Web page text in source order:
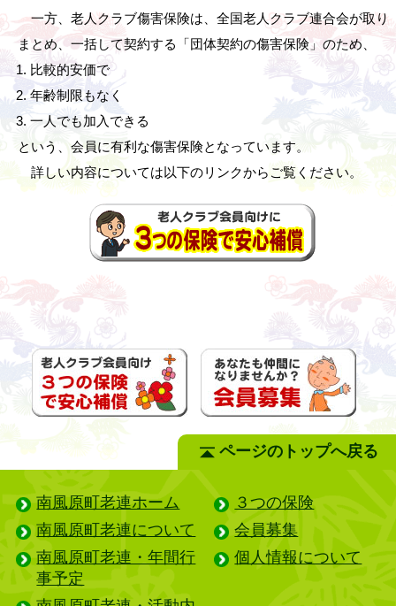
一方、老人クラブ傷害保険は、全国老人クラブ連合会が取り
まとめ、一括して契約する「団体契約の傷害保険」のため、
比較的安価で
年齢制限もなく
一人でも加入できる
という、会員に有利な傷害保険となっています。
詳しい内容については以下のリンクからご覧ください。
ページのトップへ戻る
南風原町老連ホーム
南風原町老連について
南風原町老連・年間行
事予定
３つの保険
会員募集
個人情報について